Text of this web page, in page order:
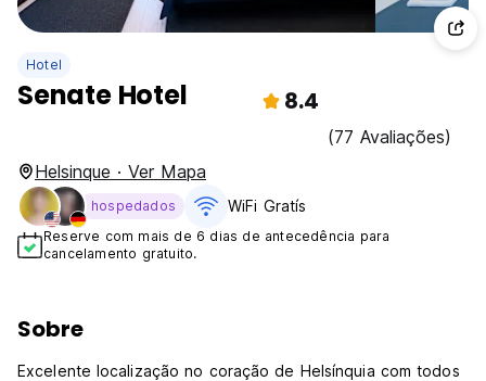
Hotel
Senate Hotel 8.4
(77 Avaliações)
Helsinque · Ver Mapa
hospedados WiFi Gratís
Reserve com mais de 6 dias de antecedência para
cancelamento gratuito.
Sobre
Excelente localização no coração de Helsínquia com todos